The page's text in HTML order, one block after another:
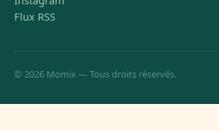
Flux RSS
© 2026 Momix — Tous droits réservés.